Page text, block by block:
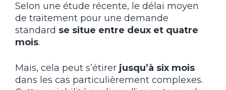
Selon une étude récente, le délai moyen
de traitement pour une demande
standard se situe entre deux et quatre
mois.
Mais, cela peut s’étirer jusqu’à six mois
dans les cas particulièrement complexes.